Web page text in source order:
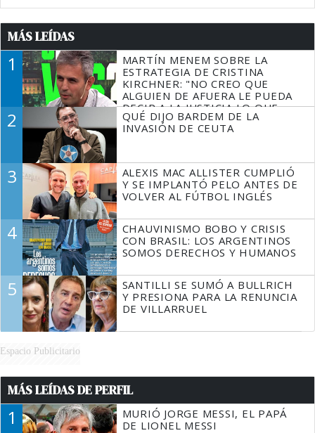
MÁS LEÍDAS
1
MARTÍN MENEM SOBRE LA
ESTRATEGIA DE CRISTINA
KIRCHNER: "NO CREO QUE
ALGUIEN DE AFUERA LE PUEDA
DECIR A LA JUSTICIA LO QUE
TIENE QUE HACER"
2
QUÉ DIJO BARDEM DE LA
INVASIÓN DE CEUTA
3
ALEXIS MAC ALLISTER CUMPLIÓ
Y SE IMPLANTÓ PELO ANTES DE
VOLVER AL FÚTBOL INGLÉS
4
CHAUVINISMO BOBO Y CRISIS
CON BRASIL: LOS ARGENTINOS
SOMOS DERECHOS Y HUMANOS
5
SANTILLI SE SUMÓ A BULLRICH
Y PRESIONA PARA LA RENUNCIA
DE VILLARRUEL
Espacio Publicitario
MÁS LEÍDAS DE PERFIL
1
MURIÓ JORGE MESSI, EL PAPÁ
DE LIONEL MESSI